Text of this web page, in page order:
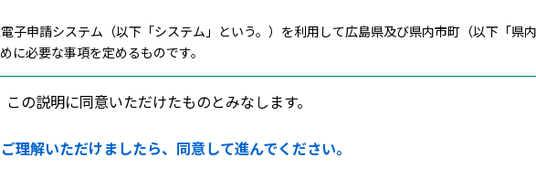
子申請システム（以下「システム」という。）を利用して広島県及び県内市町（以下「県
に必要な事項を定めるものです。
を利用する者（以下「利用者」という。）に対して，システムを提供するものとします。な
同意したものとします。
の説明に同意いただけたものとみなします。
理解いただけましたら、同意して進んでください。